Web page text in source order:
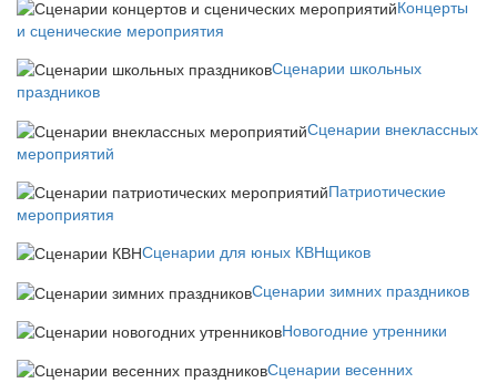
Концерты
и сценические мероприятия
Сценарии школьных
праздников
Сценарии внеклассных
мероприятий
Патриотические
мероприятия
Сценарии для юных КВНщиков
Сценарии зимних праздников
Новогодние утренники
Сценарии весенних